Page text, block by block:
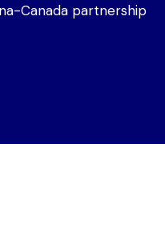
Canada partnership